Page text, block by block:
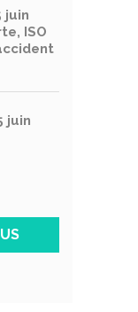
juin
ISO
juin